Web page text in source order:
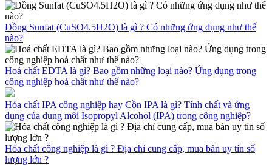
Đồng Sunfat (CuSO4.5H2O) là gì ? Có những ứng dụng như thế
nào?
Hoá chất EDTA là gì? Bao gồm những loại nào? Ứng dụng trong
công nghiệp hoá chất như thế nào?
Hóa chất IPA công nghiệp hay Cồn IPA là gì? Tính chất và ứng
dụng của dung môi Isopropyl Alcohol (IPA) trong công nghiệp?
Hóa chất công nghiệp là gì ? Địa chỉ cung cấp, mua bán uy tín số
lượng lớn ?